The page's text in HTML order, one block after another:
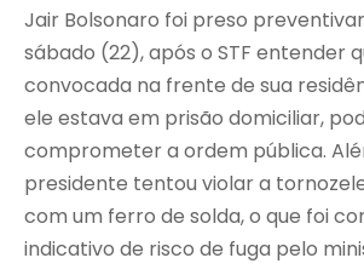
Jair Bolsonaro foi preso
sábado (22), após o STF entender
convocada na frente de sua
ele estava em prisão domiciliar,
comprometer a ordem pública.
presidente tentou violar a
com um ferro de solda, o que foi
indicativo de risco de fuga pelo